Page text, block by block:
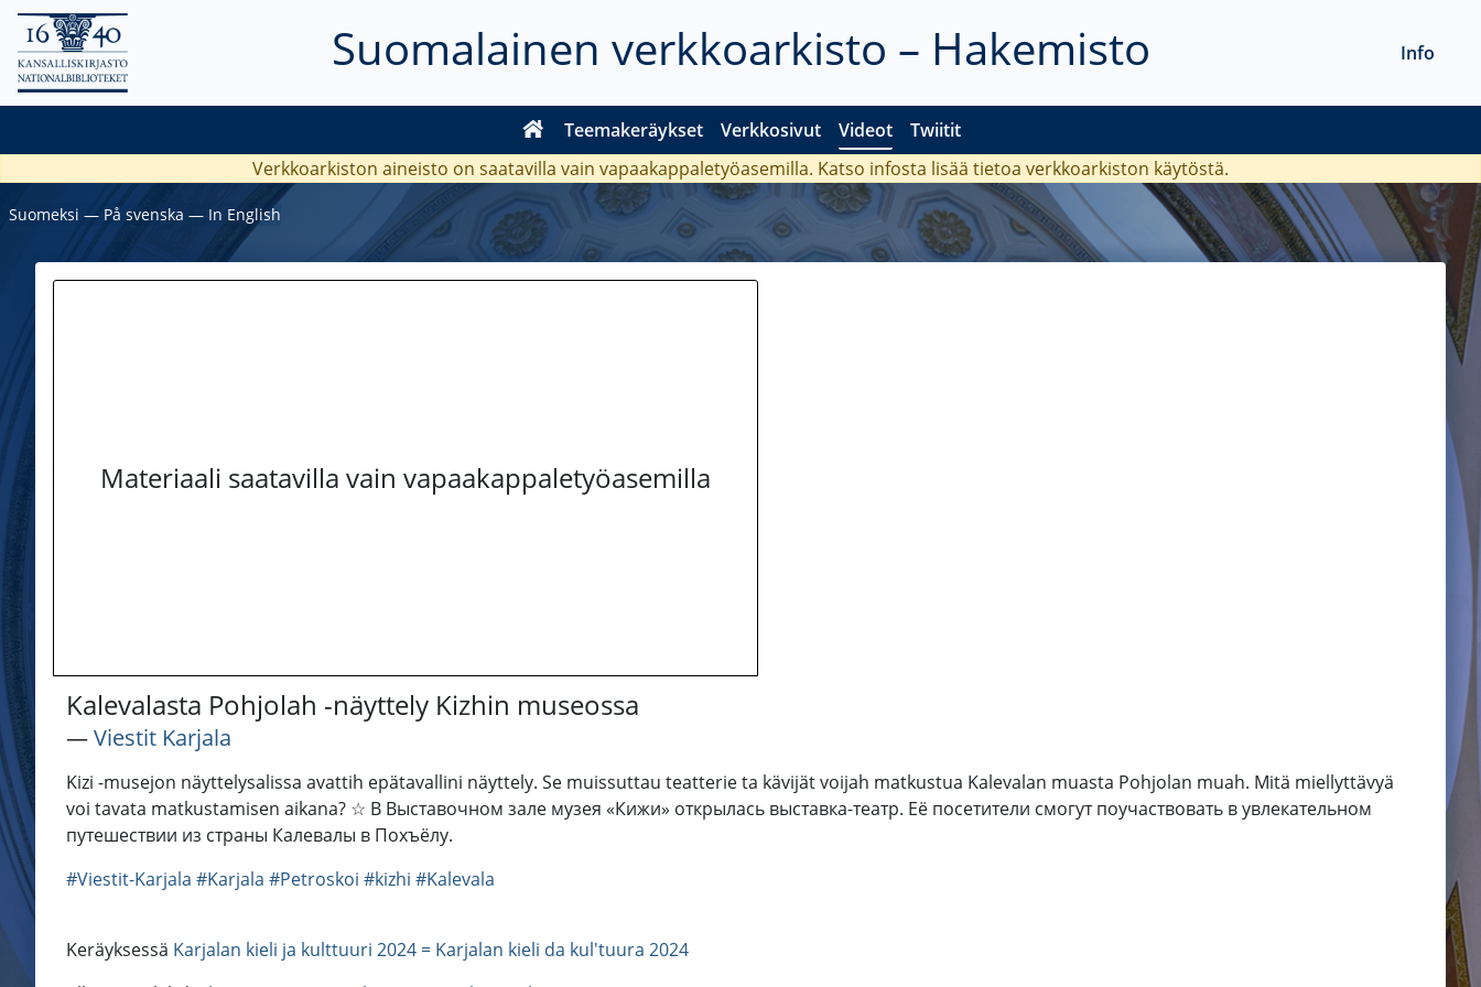
Suomalainen verkkoarkisto – Hakemisto
Teemakeräykset Verkkosivut Videot Twiitit
Info
Verkkoarkiston aineisto on saatavilla vain vapaakappaletyöasemilla. Katso infosta lisää tietoa verkkoarkiston käytöstä.
Suomeksi ― På svenska ― In English
Materiaali saatavilla vain vapaakappaletyöasemilla
Kalevalasta Pohjolah -näyttely Kizhin museossa
―Viestit Karjala
Kizi -musejon näyttelysalissa avattih epätavallini näyttely. Se muissuttau teatterie ta kävijät voijah matkustua Kalevalan muasta Pohjolan muah. Mitä miellyttävyä
voi tavata matkustamisen aikana? ☆ В Выставочном зале музея «Кижи» открылась выставка-театр. Её посетители смогут поучаствовать в увлекательном
путешествии из страны Калевалы в Похъёлу.
#Viestit-Karjala #Karjala #Petroskoi #kizhi #Kalevala
Keräyksessä Karjalan kieli ja kulttuuri 2024 = Karjalan kieli da kul'tuura 2024